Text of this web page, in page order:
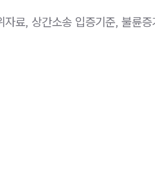
료, 상간소송 입증기준, 불륜증